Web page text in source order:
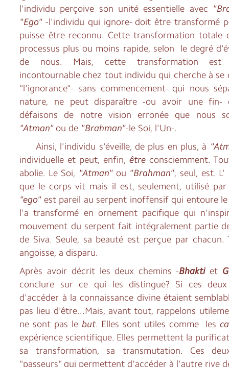
l'individu perçoive son unité essentielle avec
"Ego" -l'individu qui ignore- doit être transformé
puisse être reconnu. Cette transformation totale
processus plus ou moins rapide, selon le degré
de nous. Mais, cette transformation est
incontournable chez tout individu qui cherche à
"l'ignorance"- sans commencement- qui nous
nature, ne peut disparaître -ou avoir une fin-
défaisons de notre vision erronée que nous
"Atman"ou de "Brahman"-le Soi, l'Un-.
Ainsi, l'individu s'éveille, de plus en plus, à
individuelle et peut, enfin, êtreconsciemment.
abolie. Le Soi, "Atman" ou "Brahman", seul, est. L'
que le corps vit mais il est, seulement, utilisé par
"ego" est pareil au serpent inoffensif qui entoure le
l'a transformé en ornement pacifique qui
mouvement du serpent fait intégralement partie
de Siva. Seule, sa beauté est perçue par
angoisse, a disparu.
Après avoir décrit les deux chemins -Bhakti et
conclure sur ce qui les distingue? Si ces
d'accéder à la connaissance divine étaient
pas lieu d'être...Mais, avant tout, rappelons
ne sont pas le but. Elles sont utiles comme les
expérience scientifique. Elles permettent la
sa transformation, sa transmutation. Ces
"passeurs" qui permettent d'accéder à l'autre rive